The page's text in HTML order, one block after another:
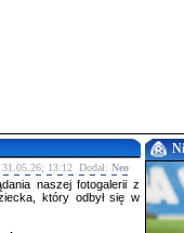
31.05.26; 13:12 Dodał: Neo
naszej fotogalerii z
który odbył się w